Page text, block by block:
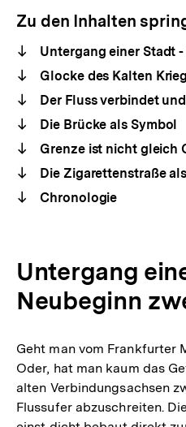
Zu den Inhalten
Untergang einer Stadt
Glocke des Kalten
Der Fluss verbindet
Die Brücke als Symbol
Grenze ist nicht gleich
Die Zigarettenstraße
Chronologie
Untergang
Neubeginn
Geht man vom Frankfurter
Oder, hat man kaum das
alten Verbindungsachsen
Flussufer abzuschreiten.